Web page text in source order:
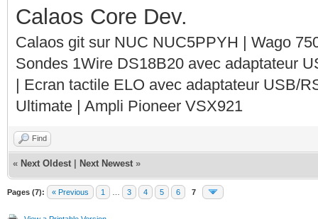
Calaos Core Dev.
Calaos git sur NUC NUC5PPYH | Wago
Sondes 1Wire DS18B20 avec adaptateur
| Ecran tactile ELO avec adaptateur USB/
Ultimate | Ampli Pioneer VSX921
Find
« Next Oldest Next Newest »
Pages (7): « Previous 1 3 4 5 6 7